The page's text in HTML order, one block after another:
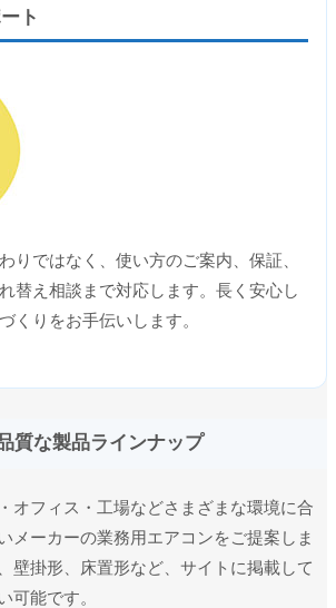
ト
りではなく、使い方のご案内、保証、
替え相談まで対応します。長く安心し
くりをお手伝いします。
質な製品ラインナップ
オフィス・工場などさまざまな環境に合
メーカーの業務用エアコンをご提案しま
壁掛形、床置形など、サイトに掲載して
可能です。